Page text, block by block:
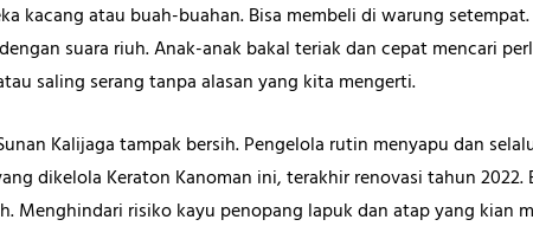
kacang atau buah-buahan. Bisa membeli di warung
suara riuh. Anak-anak bakal teriak dan cepat mencari
saling serang tanpa alasan yang kita mengerti.
Kalijaga tampak bersih. Pengelola rutin menyapu dan
dikelola Keraton Kanoman ini, terakhir renovasi tahun
Menghindari risiko kayu penopang lapuk dan atap yang kian